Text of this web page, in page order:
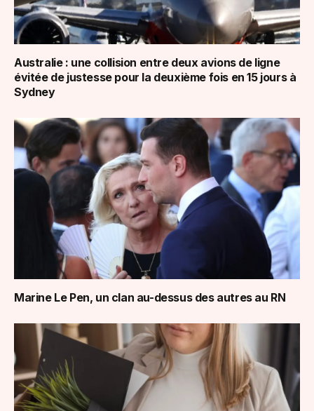
Australie : une collision entre deux avions de ligne
évitée de justesse pour la deuxième fois en 15 jours à
Sydney
Marine Le Pen, un clan au-dessus des autres au RN